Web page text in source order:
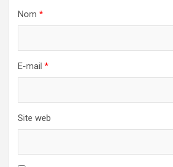
Nom *
E-mail *
Site web